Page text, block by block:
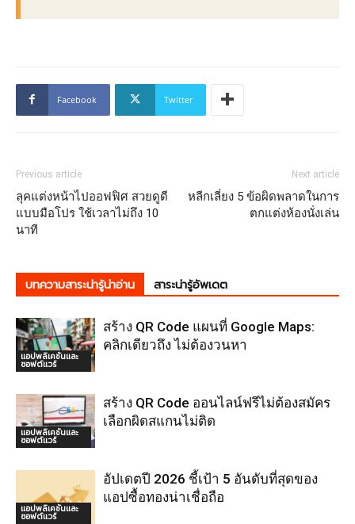
Facebook Twitter
Previous article
ลุคแต่งหน้าไปออฟฟิศ สวยดูดี
แบบมือโปร ใช้เวลาไม่ถึง 10
นาที
Next article
หลีกเลี่ยง 5 ข้อผิดพลาดในการ
ตกแต่งห้องนั่งเล่น
บทความสาระน่ารู้น่าอ่าน สาระน่ารู้อัพเดต
แอปพลิเคชันและ
ซอฟต์แวร์
สร้าง QR Code แผนที่ Google Maps:
คลิกเดียวถึง ไม่ต้องวนหา
แอปพลิเคชันและ
ซอฟต์แวร์
สร้าง QR Code ออนไลน์ฟรีไม่ต้องสมัคร
เลือกผิดสแกนไม่ติด
แอปพลิเคชันและ
ซอฟต์แวร์
อัปเดตปี 2026 ชี้เป้า 5 อันดับที่สุดของ
แอปซื้อทองน่าเชื่อถือ